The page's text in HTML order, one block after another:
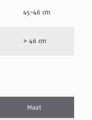
45-46 cm
> 46 cm
Maat